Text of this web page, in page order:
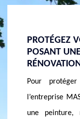
maison,
pour poser
en ce
PEINTURE
MASSON
vous offre
Composée